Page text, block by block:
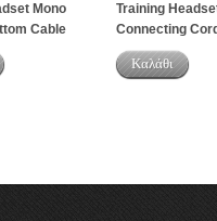
Mono
Cable
Training
Connecting Cord
Καλάθι